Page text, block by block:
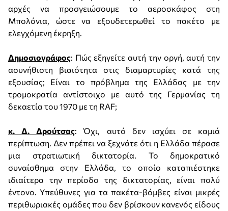
αρχές να προσγειώσουμε το αεροσκάφος στη
Μπολόνια, ώστε να εξουδετερωθεί το πακέτο με
ελεγχόμενη έκρηξη.
Δημοσιογράφος: Πώς εξηγείτε αυτή την οργή, αυτή την
ασυνήθιστη βιαιότητα στις διαμαρτυρίες κατά της
εξουσίας; Είναι το πρόβλημα της Ελλάδας με την
τρομοκρατία αντίστοιχο με αυτό της Γερμανίας τη
δεκαετία του 1970 με τη RAF;
κ. Δ. Δρούτσας: Όχι, αυτό δεν ισχύει σε καμιά
περίπτωση. Δεν πρέπει να ξεχνάτε ότι η Ελλάδα πέρασε
μια στρατιωτική δικτατορία. Το δημοκρατικό
συναίσθημα στην Ελλάδα, το οποίο καταπιέστηκε
ιδιαίτερα την περίοδο της δικτατορίας, είναι πολύ
έντονο. Υπεύθυνες για τα πακέτα-βόμβες είναι μικρές
περιθωριακές ομάδες που δεν βρίσκουν κανενός είδους